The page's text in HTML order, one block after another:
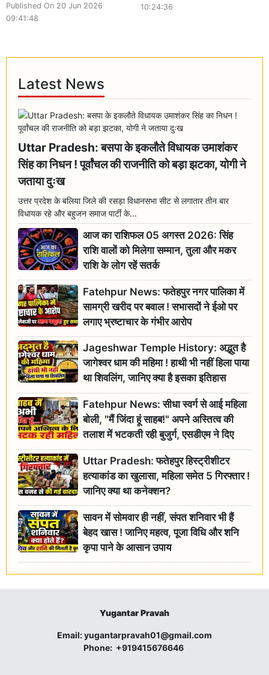
Published On 20 Jun 2026
09:41:48
10:24:36
Latest News
Uttar Pradesh: बसपा के इकलौते विधायक उमाशंकर
सिंह का निधन ! पूर्वांचल की राजनीति को बड़ा झटका, योगी ने
जताया दुःख
उत्तर प्रदेश के बलिया जिले की रसड़ा विधानसभा सीट से लगातार तीन बार
विधायक रहे और बहुजन समाज पार्टी के...
आज का राशिफल 05 अगस्त 2026: सिंह
राशि वालों को मिलेगा सम्मान, तुला और मकर
राशि के लोग रहें सतर्क
Fatehpur News: फतेहपुर नगर पालिका में
सामग्री खरीद पर बवाल ! सभासदों ने ईओ पर
लगाए भ्रष्टाचार के गंभीर आरोप
Jageshwar Temple History: अद्भुत है
जागेश्वर धाम की महिमा ! हाथी भी नहीं हिला पाया
था शिवलिंग, जानिए क्या है इसका इतिहास
Fatehpur News: सीधा स्वर्ग से आई महिला
बोली, "मैं जिंदा हूं साहब!" अपने अस्तित्व की
तलाश में भटकती रही बुजुर्ग, एसडीएम ने दिए
जांच के आदेश
Uttar Pradesh: फतेहपुर हिस्ट्रीशीटर
हत्याकांड का खुलासा, महिला समेत 5 गिरफ्तार !
जानिए क्या था कनेक्शन?
सावन में सोमवार ही नहीं, संपत शनिवार भी हैं
बेहद खास ! जानिए महत्व, पूजा विधि और शनि
कृपा पाने के आसान उपाय
Yugantar Pravah
Email:yugantarpravah01@gmail.com
Phone: +919415676646